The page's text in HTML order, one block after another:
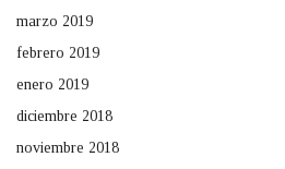
marzo 2019
febrero 2019
enero 2019
diciembre 2018
noviembre 2018